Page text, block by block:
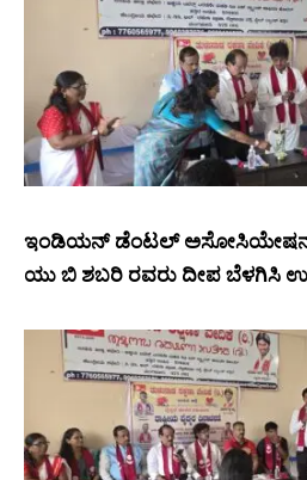
ಇಂಡಿಯನ್ ಡೆಂಟಲ್ ಅಸೋಸಿಯೇಷನ್
ಯು ಬಿ ಶಬರಿ ರವರು ದೀಪ ಬೆಳಗಿಸಿ